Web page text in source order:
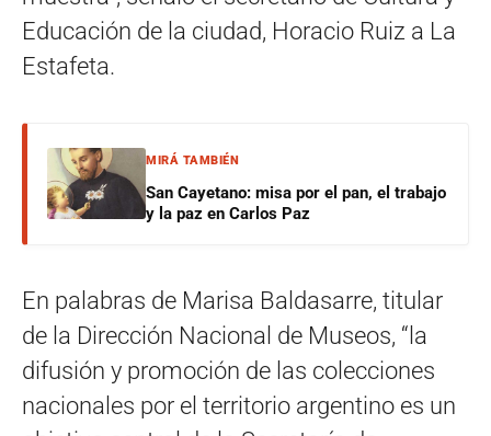
Educación de la ciudad, Horacio Ruiz a La
Estafeta.
MIRÁ TAMBIÉN
San Cayetano: misa por el pan, el trabajo
y la paz en Carlos Paz
En palabras de Marisa Baldasarre, titular
de la Dirección Nacional de Museos, “la
difusión y promoción de las colecciones
nacionales por el territorio argentino es un